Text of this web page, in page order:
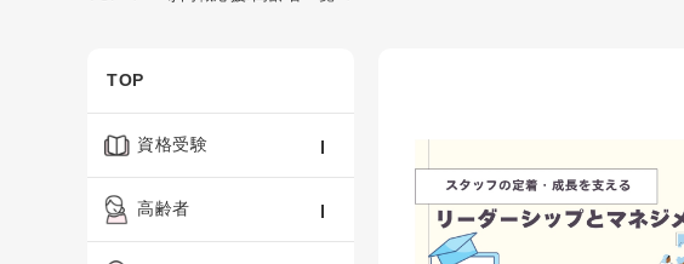
TOP
資格受験
ケアマネジャー
高齢者